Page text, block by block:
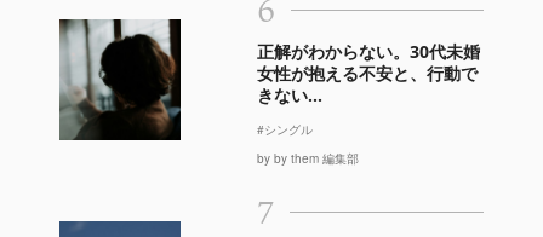
6
正解がわからない。30代未婚
女性が抱える不安と、行動で
きない...
#シングル
by by them 編集部
7